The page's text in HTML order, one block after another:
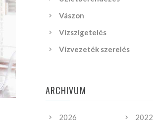
Vászon
Vízszigetelés
Vízvezeték szerelés
ARCHIVUM
2026
2022